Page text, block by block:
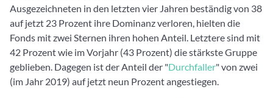
Ausgezeichneten in den letzten vier Jahren beständig von 38
auf jetzt 23 Prozent ihre Dominanz verloren, hielten die
Fonds mit zwei Sternen ihren hohen Anteil. Letztere sind mit
42 Prozent wie im Vorjahr (43 Prozent) die stärkste Gruppe
geblieben. Dagegen ist der Anteil der "Durchfaller" von zwei
(im Jahr 2019) auf jetzt neun Prozent angestiegen.